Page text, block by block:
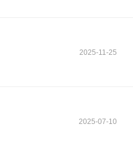
2025-11-25
2025-07-10